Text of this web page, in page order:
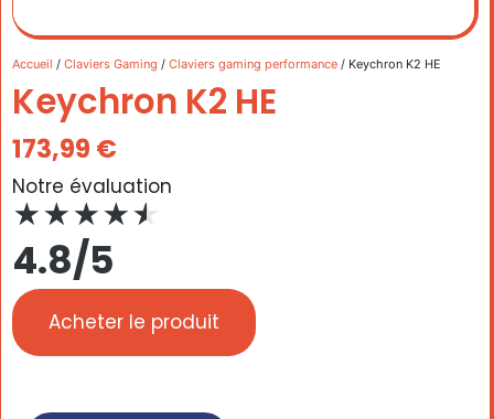
Accueil / Claviers Gaming / Claviers gaming performance / Keychron K2 HE
Keychron K2 HE
173,99 €
Notre évaluation
★★★★★
4.8/5
Acheter le produit